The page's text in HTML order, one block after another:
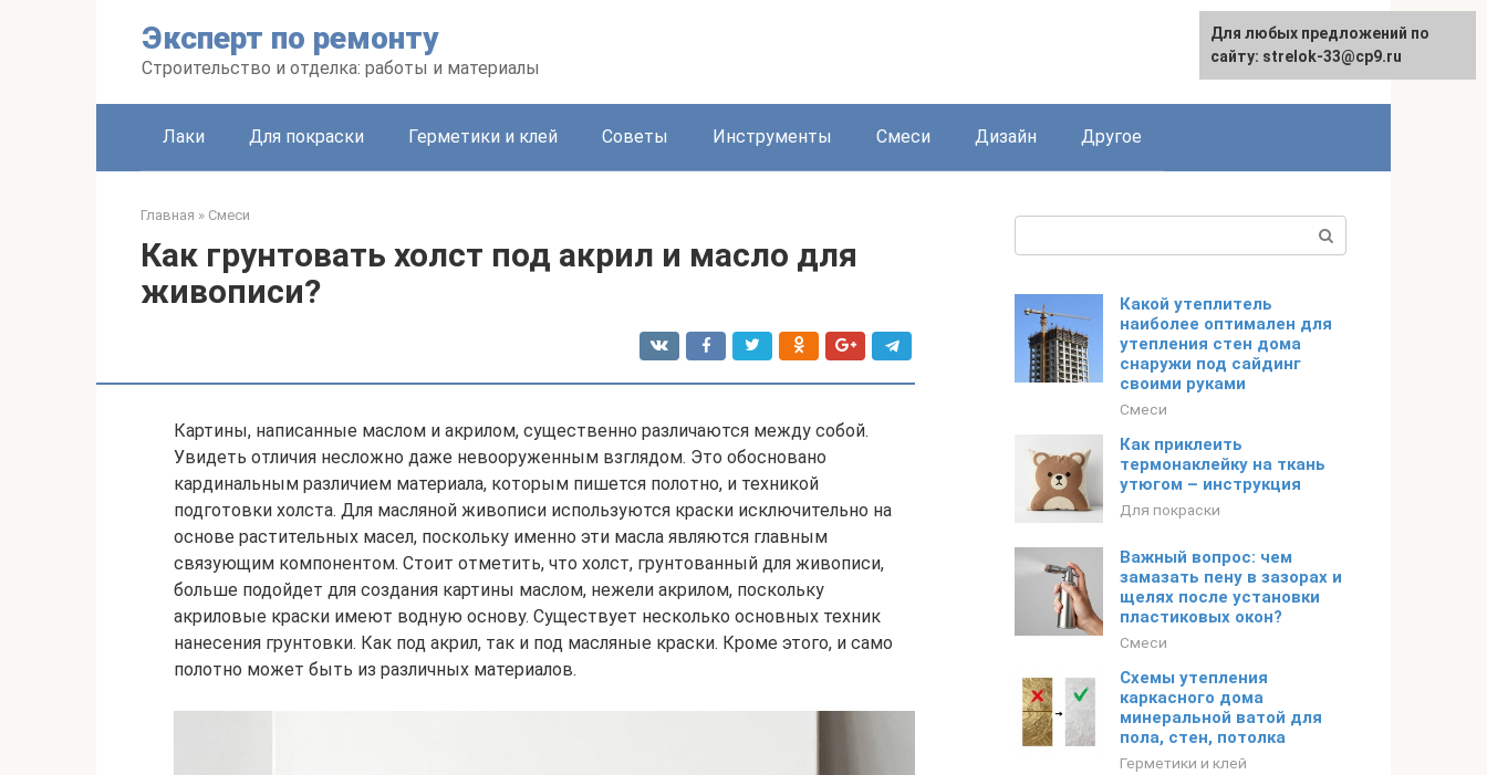
Эксперт по ремонту
Строительство и отделка: работы и материалы
Лаки Для покраски Герметики и клей Советы Инструменты Смеси Дизайн Другое
Главная » Смеси
Как грунтовать холст под акрил и масло для
живописи?
Картины, написанные маслом и акрилом, существенно различаются между собой.
Увидеть отличия несложно даже невооруженным взглядом. Это обосновано
кардинальным различием материала, которым пишется полотно, и техникой
подготовки холста. Для масляной живописи используются краски исключительно на
основе растительных масел, поскольку именно эти масла являются главным
связующим компонентом. Стоит отметить, что холст, грунтованный для живописи,
больше подойдет для создания картины маслом, нежели акрилом, поскольку
акриловые краски имеют водную основу. Существует несколько основных техник
нанесения грунтовки. Как под акрил, так и под масляные краски. Кроме этого, и само
полотно может быть из различных материалов.
Какой утеплитель
наиболее оптимален для
утепления стен дома
снаружи под сайдинг
своими руками
Смеси
Как приклеить
термонаклейку на ткань
утюгом – инструкция
Для покраски
Важный вопрос: чем
замазать пену в зазорах и
щелях после установки
пластиковых окон?
Смеси
Схемы утепления
каркасного дома
минеральной ватой для
пола, стен, потолка
Герметики и клей
Для любых предложений по
сайту: strelok-33@cp9.ru
Для любых предложений по
сайту: strelok-33@cp9.ru